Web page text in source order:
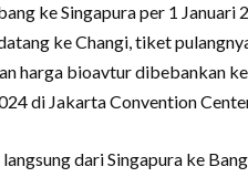
ke Singapura per 1 Januari
ke Changi, tiket
harga bioavtur dibebankan
di Jakarta Convention
dari Singapura ke